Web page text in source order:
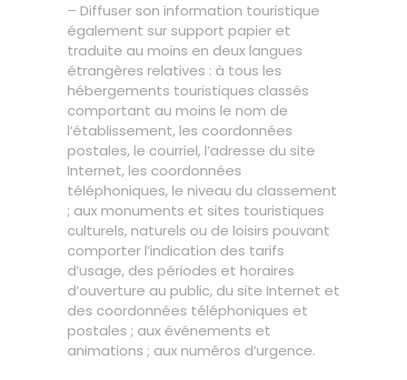
– Diffuser son information touristique
également sur support papier et
traduite au moins en deux langues
étrangères relatives : à tous les
hébergements touristiques classés
comportant au moins le nom de
l’établissement, les coordonnées
postales, le courriel, l’adresse du site
Internet, les coordonnées
téléphoniques, le niveau du classement
; aux monuments et sites touristiques
culturels, naturels ou de loisirs pouvant
comporter l’indication des tarifs
d’usage, des périodes et horaires
d’ouverture au public, du site Internet et
des coordonnées téléphoniques et
postales ; aux événements et
animations ; aux numéros d’urgence.